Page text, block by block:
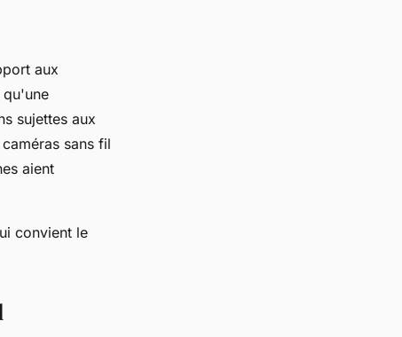
aux
qu'une
sujettes aux
sans fil
aient
convient le